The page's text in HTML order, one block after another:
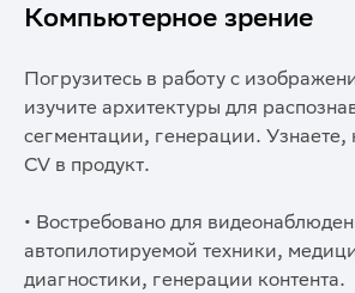
Компьютерное зрение
Погрузитесь в работу с
изучите архитектуры для
сегментации, генерации. Узнаете,
CV в продукт.
• Востребовано для
автопилотируемой техники,
диагностики, генерации контента.